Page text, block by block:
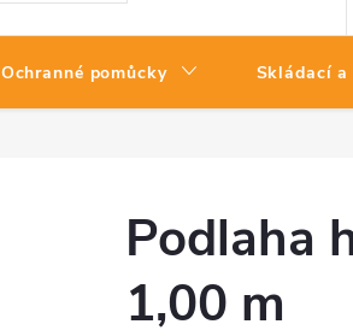
Ochranné pomůcky Skládací
Podlaha
1,00 m